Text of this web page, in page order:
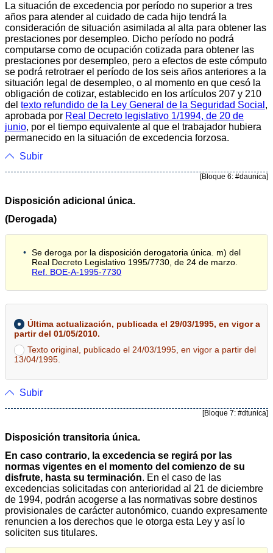
La situación de excedencia por período no superior a tres
años para atender al cuidado de cada hijo tendrá la
consideración de situación asimilada al alta para obtener las
prestaciones por desempleo. Dicho período no podrá
computarse como de ocupación cotizada para obtener las
prestaciones por desempleo, pero a efectos de este cómputo
se podrá retrotraer el período de los seis años anteriores a la
situación legal de desempleo, o al momento en que cesó la
obligación de cotizar, establecido en los artículos 207 y 210
del texto refundido de la Ley General de la Seguridad Social ,
aprobada por Real Decreto legislativo 1/1994, de 20 de
junio, por el tiempo equivalente al que el trabajador hubiera
permanecido en la situación de excedencia forzosa.
Subir
[Bloque 6: #daunica]
Disposición adicional única.
(Derogada)
Se deroga por la disposición derogatoria única. m) del
Real Decreto Legislativo 1995/7730, de 24 de marzo.
Ref. BOE-A-1995-7730
Última actualización, publicada el 29/03/1995, en vigor a
partir del 01/05/2010.
Texto original, publicado el 24/03/1995, en vigor a partir del
13/04/1995.
Subir
[Bloque 7: #dtunica]
Disposición transitoria única.
En caso contrario, la excedencia se regirá por las
normas vigentes en el momento del comienzo de su
disfrute, hasta su terminación. En el caso de las
excedencias solicitadas con anterioridad al 21 de diciembre
de 1994, podrán acogerse a las normativas sobre destinos
provisionales de carácter autonómico, cuando expresamente
renuncien a los derechos que le otorga esta Ley y así lo
soliciten sus titulares.